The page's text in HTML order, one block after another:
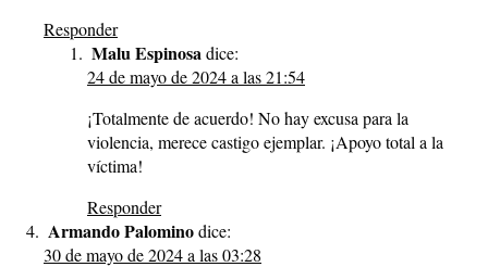
Responder
Malu Espinosadice:
24 de mayo de 2024 a las 21:54
¡Totalmente de acuerdo! No hay excusa para la
violencia, merece castigo ejemplar. ¡Apoyo total a la
víctima!
Responder
Armando Palominodice:
30 de mayo de 2024 a las 03:28